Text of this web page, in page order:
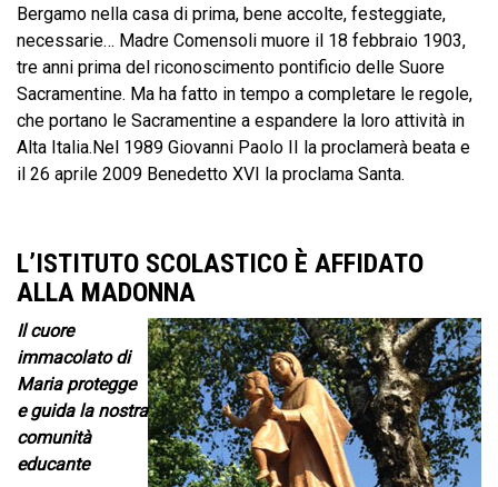
Bergamo nella casa di prima, bene accolte, festeggiate,
necessarie… Madre Comensoli muore il 18 febbraio 1903,
tre anni prima del riconoscimento pontificio delle Suore
Sacramentine. Ma ha fatto in tempo a completare le regole,
che portano le Sacramentine a espandere la loro attività in
Alta Italia.Nel 1989 Giovanni Paolo II la proclamerà beata e
il 26 aprile 2009 Benedetto XVI la proclama Santa.
L’ISTITUTO SCOLASTICO È AFFIDATO
ALLA MADONNA
Il cuore
immacolato di
Maria protegge
e guida la nostra
comunità
educante